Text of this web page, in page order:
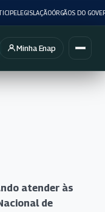
LEGISLAÇÃOÓRGÃOS DO
Minha Enap
atender às
de